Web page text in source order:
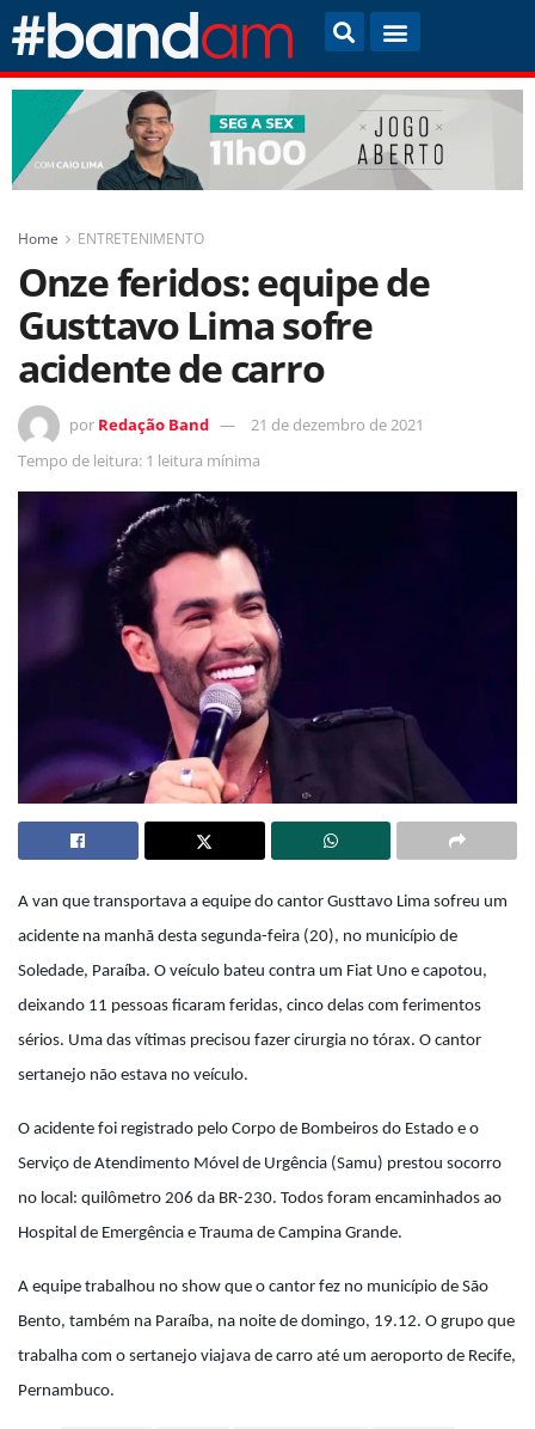
Home ENTRETENIMENTO
Onze feridos: equipe de
Gusttavo Lima sofre
acidente de carro
por Redação Band
21 de dezembro de 2021
Tempo de leitura: 1 leitura mínima
A van que transportava a equipe do cantor Gusttavo Lima sofreu um
acidente na manhã desta segunda-feira (20), no município de
Soledade, Paraíba. O veículo bateu contra um Fiat Uno e capotou,
deixando 11 pessoas ficaram feridas, cinco delas com ferimentos
sérios. Uma das vítimas precisou fazer cirurgia no tórax. O cantor
sertanejo não estava no veículo.
O acidente foi registrado pelo Corpo de Bombeiros do Estado e o
Serviço de Atendimento Móvel de Urgência (Samu) prestou socorro
no local: quilômetro 206 da BR-230. Todos foram encaminhados ao
Hospital de Emergência e Trauma de Campina Grande.
A equipe trabalhou no show que o cantor fez no município de São
Bento, também na Paraíba, na noite de domingo, 19.12. O grupo que
trabalha com o sertanejo viajava de carro até um aeroporto de Recife,
Pernambuco.